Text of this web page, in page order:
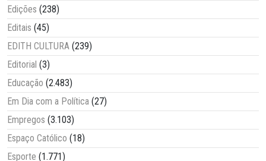
Edições (238)
Editais (45)
EDITH CULTURA (239)
Editorial (3)
Educação (2.483)
Em Dia com a Política (27)
Empregos (3.103)
Espaço Católico (18)
Esporte (1.771)